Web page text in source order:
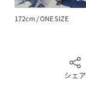
品番
172cm / ONE SIZE
シェア